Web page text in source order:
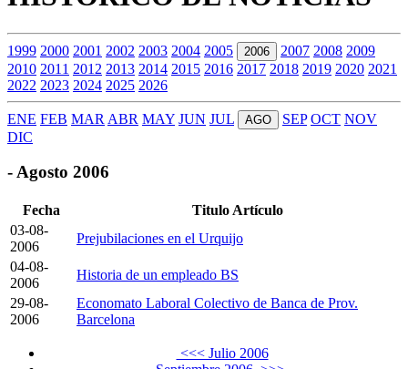
1999 2000 2001 2002 2003 2004 2005 2006 2007 2008 2009
2010 2011 2012 2013 2014 2015 2016 2017 2018 2019 2020 2021
2022 2023 2024 2025 2026
ENE FEB MAR ABR MAY JUN JUL AGO SEP OCT NOV
DIC
- Agosto 2006
Fecha
Titulo Artículo
03-08-
2006
Prejubilaciones en el Urquijo
04-08-
2006
Historia de un empleado BS
29-08-
2006
Economato Laboral Colectivo de Banca de Prov.
Barcelona
<<< Julio 2006